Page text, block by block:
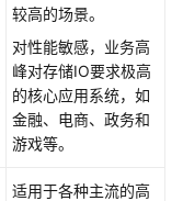
较高的场景。
对性能敏感，业务高
峰对存储IO要求极高
的核心应用系统，如
金融、电商、政务和
游戏等。
适用于各种主流的高